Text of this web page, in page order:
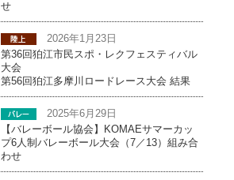
せ
2026年1月23日
第36回狛江市民スポ・レクフェスティバル
大会
第56回狛江多摩川ロードレース大会 結果
2025年6月29日
【バレーボール協会】KOMAEサマーカッ
プ6人制バレーボール大会（7／13）組み合
わせ